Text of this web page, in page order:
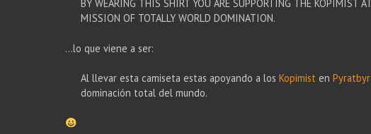
BY WEARING THIS SHIRT YOU ARE SUPPORTING THE KOPIMIST
MISSION OF TOTALLY WORLD DOMINATION.
…lo que viene a ser:
Al llevar esta camiseta estas apoyando a los Kopimisten
dominación total del mundo.